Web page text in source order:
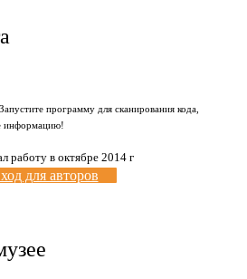
программу для сканирования кода,
информацию!
работу в октябре 2014 г
для авторов